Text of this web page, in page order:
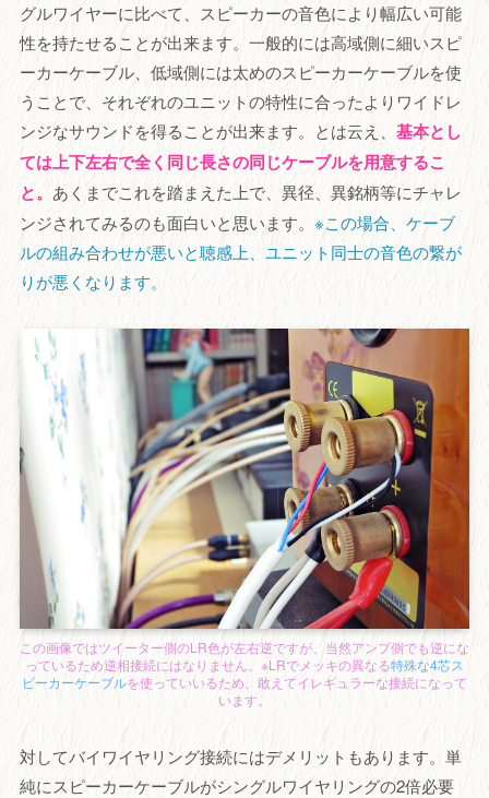
グルワイヤーに比べて、スピーカーの音色により幅広い可能
性を持たせることが出来ます。一般的には高域側に細いスピ
ーカーケーブル、低域側には太めのスピーカーケーブルを使
うことで、それぞれのユニットの特性に合ったよりワイドレ
ンジなサウンドを得ることが出来ます。とは云え、 基本とし
ては上下左右で全く同じ長さの同じケーブルを用意するこ
と。 あくまでこれを踏まえた上で、異径、異銘柄等にチャレ
ンジされてみるのも面白いと思います。 ※この場合、ケーブ
ルの組み合わせが悪いと聴感上、ユニット同士の音色の繋が
りが悪くなります。
この画像ではツイーター側のLR色が左右逆ですが、当然アンプ側でも逆にな
っているため逆相接続にはなりません。※LRでメッキの異なる特殊な4芯ス
ピーカーケーブルを使っていいるため、敢えてイレギュラーな接続になって
います。
対してバイワイヤリング接続にはデメリットもあります。単
純にスピーカーケーブルがシングルワイヤリングの2倍必要